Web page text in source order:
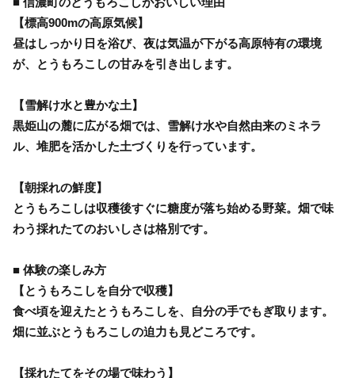
【標高900mの高原気候】
昼はしっかり日を浴び、夜は気温が下がる高原特有の環境
が、とうもろこしの甘みを引き出します。
【雪解け水と豊かな土】
黒姫山の麓に広がる畑では、雪解け水や自然由来のミネラ
ル、堆肥を活かした土づくりを行っています。
【朝採れの鮮度】
とうもろこしは収穫後すぐに糖度が落ち始める野菜。畑で味
わう採れたてのおいしさは格別です。
■ 体験の楽しみ方
【とうもろこしを自分で収穫】
食べ頃を迎えたとうもろこしを、自分の手でもぎ取ります。
畑に並ぶとうもろこしの迫力も見どころです。
【採れたてをその場で味わう】